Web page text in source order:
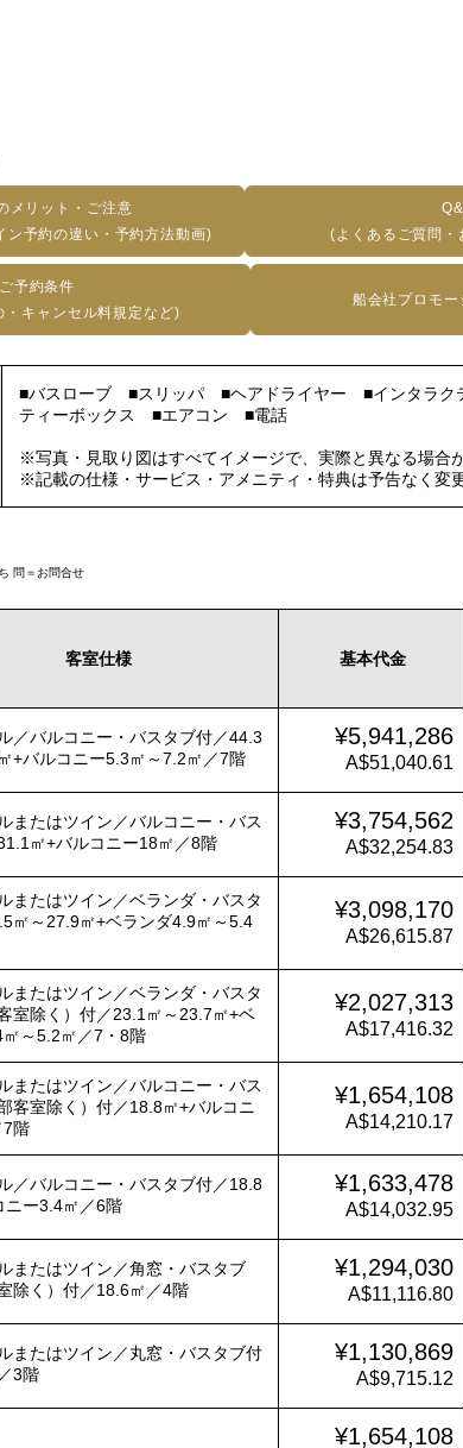
メリット・ご注意
ン予約の違い・予約方法動画)
(よくあるご質問
ご予約条件
・キャンセル料規定など)
船会社プロモー
■バスローブ ■スリッパ ■ヘアドライヤー ■インタラク
ティーボックス ■エアコン ■電話
※写真・見取り図はすべてイメージで、実際と異なる場合
※記載の仕様・サービス・アメニティ・特典は予告なく変
問＝お問合せ
客室仕様 基本代金
／バルコニー・バスタブ付／44.3
+バルコニー5.3㎡～7.2㎡／7階
¥5,941,286
A$51,040.61
またはツイン／バルコニー・バス
㎡+バルコニー18㎡／8階
¥3,754,562
A$32,254.83
またはツイン／ベランダ・バスタ
㎡～27.9㎡+ベランダ4.9㎡～5.4
¥3,098,170
A$26,615.87
またはツイン／ベランダ・バスタ
室除く）付／23.1㎡～23.7㎡+ベ
～5.2㎡／7・8階
¥2,027,313
A$17,416.32
またはツイン／バルコニー・バス
客室除く）付／18.8㎡+バルコニ
7階
¥1,654,108
A$14,210.17
／バルコニー・バスタブ付／18.8
ニー3.4㎡／6階
¥1,633,478
A$14,032.95
またはツイン／角窓・バスタブ
除く）付／18.6㎡／4階
¥1,294,030
A$11,116.80
またはツイン／丸窓・バスタブ付
3階
¥1,130,869
A$9,715.12
¥1,654,108